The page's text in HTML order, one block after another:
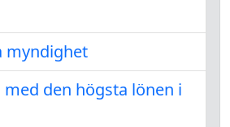
myndighet
den högsta lönen i